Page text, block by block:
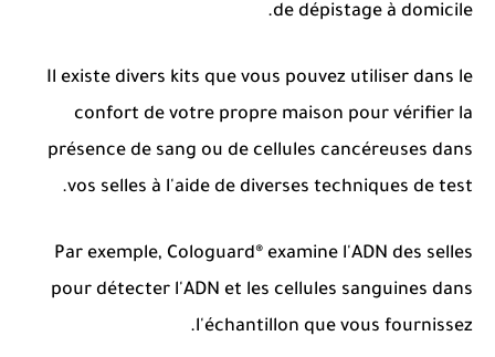
de dépistage à domicile.
Il existe divers kits que vous pouvez utiliser dans le
confort de votre propre maison pour vérifier la
présence de sang ou de cellules cancéreuses dans
vos selles à l'aide de diverses techniques de test.
Par exemple, Cologuard® examine l'ADN des selles
pour détecter l'ADN et les cellules sanguines dans
l'échantillon que vous fournissez.